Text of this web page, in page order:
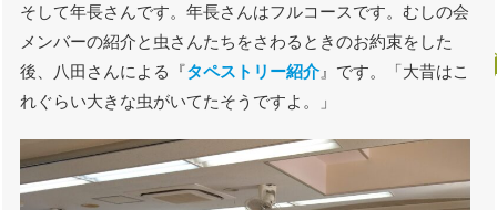
そして年長さんです。年長さんはフルコースです。むしの会
メンバーの紹介と虫さんたちをさわるときのお約束をした
後、八田さんによる『タペストリー紹介』です。「大昔はこ
れぐらい大きな虫がいてたそうですよ。」